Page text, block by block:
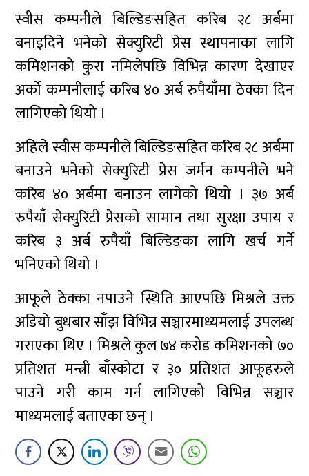
स्वीस कम्पनीले बिल्डिङसहित करिब २८ अर्बमा
बनाइदिने भनेको सेक्युरिटी प्रेस स्थापनाका लागि
कमिशनको कुरा नमिलेपछि विभिन्न कारण देखाएर
अर्को कम्पनीलाई करिब ४० अर्ब रुपैयाँमा ठेक्का दिन
लागिएको थियो ।
अहिले स्वीस कम्पनीले बिल्डिङसहित करिब २८ अर्बमा
बनाउने भनेको सेक्युरिटी प्रेस जर्मन कम्पनीले भने
करिब ४० अर्बमा बनाउन लागेको थियो । ३७ अर्ब
रुपैयाँ सेक्युरिटी प्रेसको सामान तथा सुरक्षा उपाय र
करिब ३ अर्ब रुपैयाँ बिल्डिङका लागि खर्च गर्ने
भनिएको थियो ।
आफूले ठेक्का नपाउने स्थिति आएपछि मिश्रले उक्त
अडियो बुधबार साँझ विभिन्न सञ्चारमाध्यमलाई उपलब्ध
गराएका थिए । मिश्रले कुल ७४ करोड कमिशनको ७०
प्रतिशत मन्त्री बाँस्कोटा र ३० प्रतिशत आफूहरुले
पाउने गरी काम गर्न लागिएको विभिन्न सञ्चार
माध्यमलाई बताएका छन् ।